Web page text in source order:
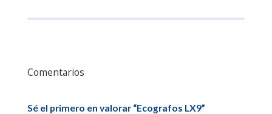
Comentarios
Sé el primero en valorar “Ecografos LX9”